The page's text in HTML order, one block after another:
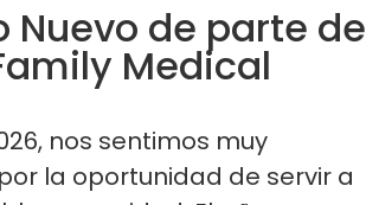
Nuevo de parte de
Medical
nos sentimos muy
la oportunidad de servir a